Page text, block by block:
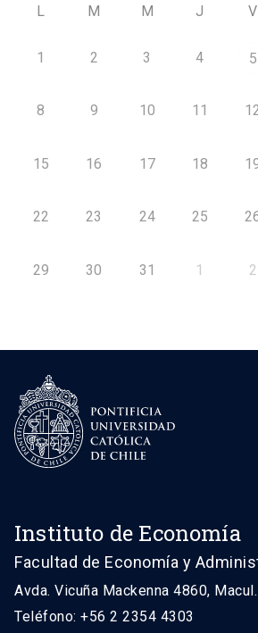
L M M J V
1 2 3 4 5
8 9 10 11
15 16 17 18
22 23 24 25
29 30 31 1 2
Instituto de Economía
Facultad de Economía y
Avda. Vicuña Mackenna 4860,
Teléfono: +56 2 2354 4303